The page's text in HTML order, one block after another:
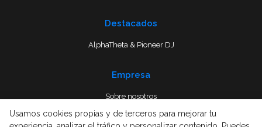
Destacados
AlphaTheta & Pioneer DJ
Empresa
Sobre nosotros
Usamos cookies propias y de terceros para mejorar tu